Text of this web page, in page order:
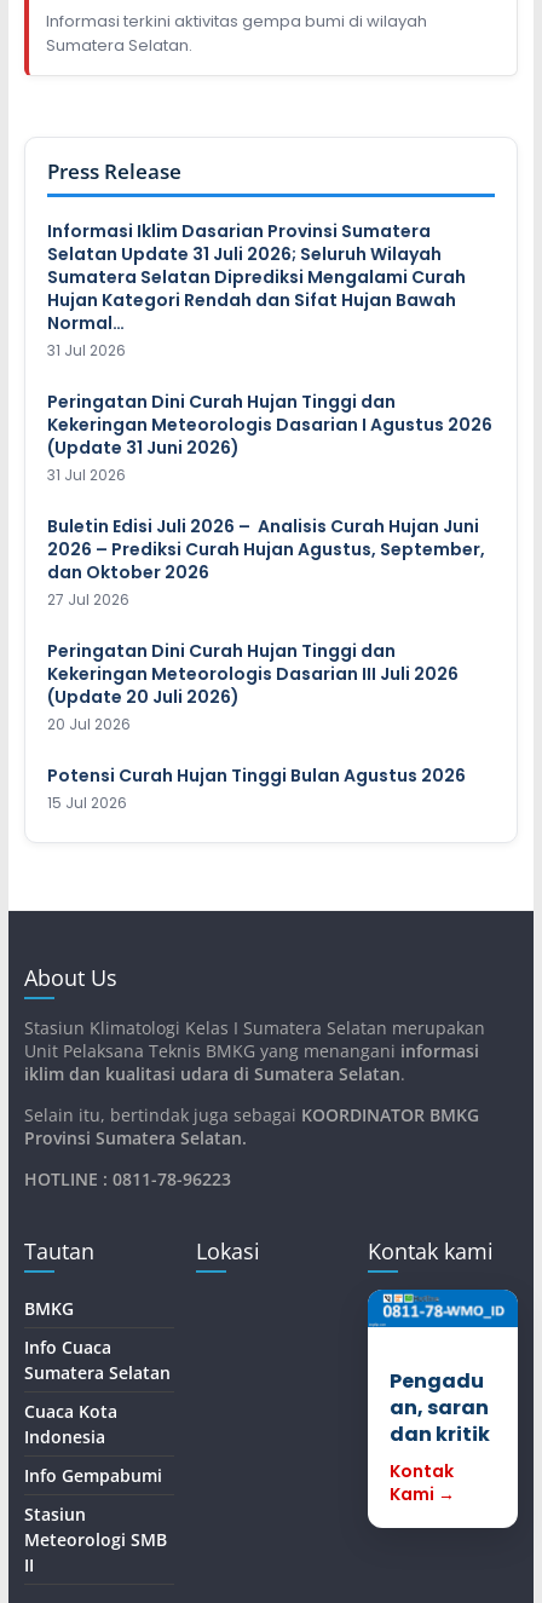
Informasi terkini aktivitas gempa bumi di wilayah
Sumatera Selatan.
Press Release
Informasi Iklim Dasarian Provinsi Sumatera
Selatan Update 31 Juli 2026; Seluruh Wilayah
Sumatera Selatan Diprediksi Mengalami Curah
Hujan Kategori Rendah dan Sifat Hujan Bawah
Normal…
31 Jul 2026
Peringatan Dini Curah Hujan Tinggi dan
Kekeringan Meteorologis Dasarian I Agustus 2026
(Update 31 Juni 2026)
31 Jul 2026
Buletin Edisi Juli 2026 – Analisis Curah Hujan Juni
2026 – Prediksi Curah Hujan Agustus, September,
dan Oktober 2026
27 Jul 2026
Peringatan Dini Curah Hujan Tinggi dan
Kekeringan Meteorologis Dasarian III Juli 2026
(Update 20 Juli 2026)
20 Jul 2026
Potensi Curah Hujan Tinggi Bulan Agustus 2026
15 Jul 2026
About Us
Stasiun Klimatologi Kelas I Sumatera Selatan merupakan
Unit Pelaksana Teknis BMKG yang menangani informasi
iklim dan kualitasi udara di Sumatera Selatan.
Selain itu, bertindak juga sebagai KOORDINATOR BMKG
Provinsi Sumatera Selatan.
HOTLINE : 0811-78-96223
Tautan
BMKG
Info Cuaca
Sumatera Selatan
Cuaca Kota
Indonesia
Info Gempabumi
Stasiun
Meteorologi SMB
II
Lokasi Kontak kami
Pengadu
an, saran
dan kritik
Kontak
Kami →